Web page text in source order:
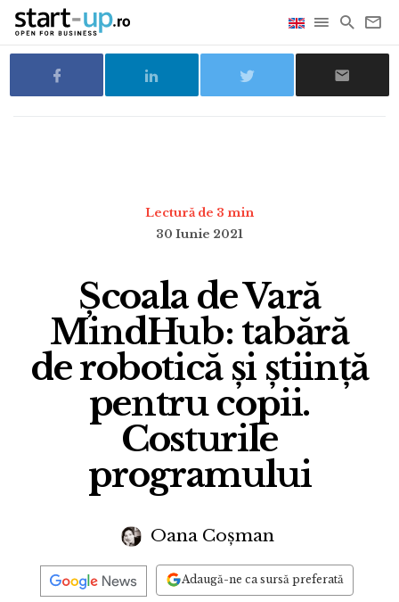
Lectură de 3 min
30 Iunie 2021
Școala de Vară
MindHub: tabără
de robotică și știință
pentru copii.
Costurile
programului
Oana Coșman
Adaugă-ne ca sursă preferată